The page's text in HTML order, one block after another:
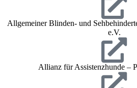
Allgemeiner Blinden- und
e.V.
Allianz für Assistenzhunde –